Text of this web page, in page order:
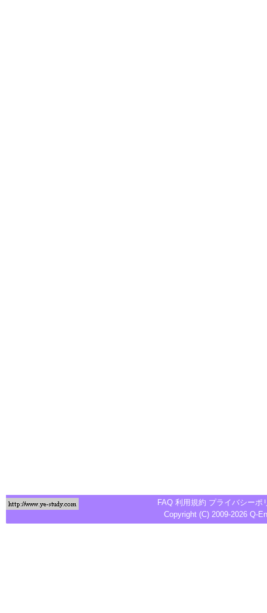
FAQ 利用規約 プライバシーポ
Copyright (C) 2009-2026 Q-